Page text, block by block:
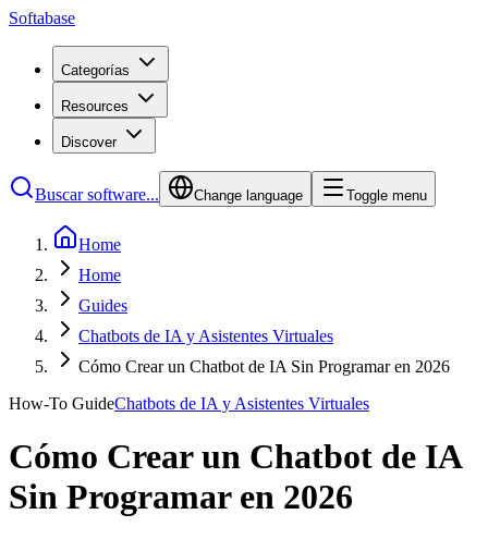
Softabase
Categorías
Resources
Discover
Buscar software... Change language Toggle menu
Home
Home
Guides
Chatbots de IA y Asistentes Virtuales
Cómo Crear un Chatbot de IA Sin Programar en 2026
How-To GuideChatbots de IA y Asistentes Virtuales
Cómo Crear un Chatbot de IA
Sin Programar en 2026